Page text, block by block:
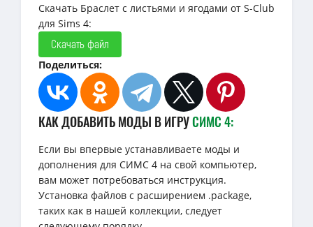
Скачать Браслет с листьями и ягодами от S-Club
для Sims 4:
Скачать файл
Поделиться:
КАК ДОБАВИТЬ МОДЫ В ИГРУСИМС 4:
Если вы впервые устанавливаете моды и
дополнения для СИМС 4 на свой компьютер,
вам может потребоваться инструкция.
Установка файлов с расширением .package,
таких как в нашей коллекции, следует